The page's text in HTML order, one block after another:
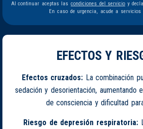
Al continuar aceptas las condiciones del servicio y
En caso de urgencia, acude a
EFECTOS Y
Efectos cruzados: La combinación
sedación y desorientación, aumentando
de consciencia y dificultad
Riesgo de depresión respiratoria: